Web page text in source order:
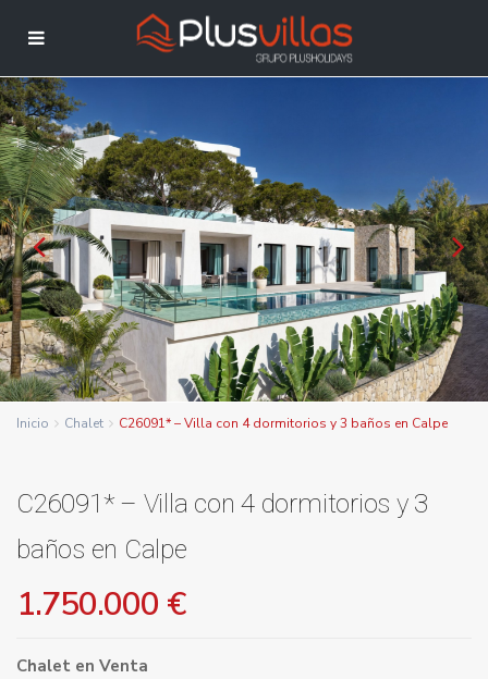
Inicio Chalet C26091* – Villa con 4 dormitorios y 3 baños en Calpe
C26091* – Villa con 4 dormitorios y 3
baños en Calpe
1.750.000 €
Chalet en Venta